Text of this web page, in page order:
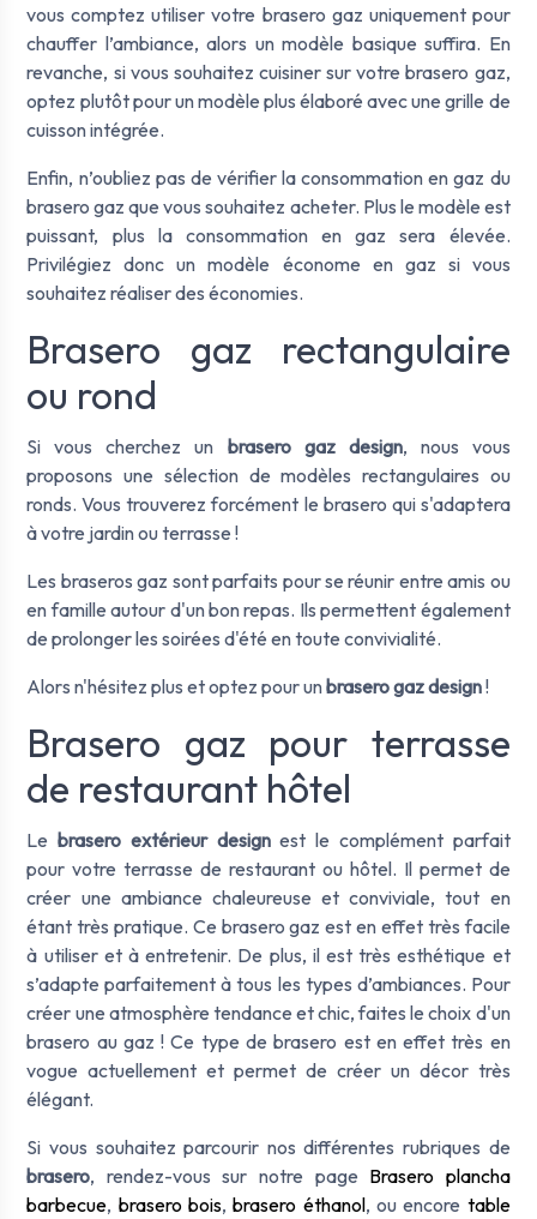
vous comptez utiliser votre brasero gaz uniquement pour
chauffer l’ambiance, alors un modèle basique suffira. En
revanche, si vous souhaitez cuisiner sur votre brasero gaz,
optez plutôt pour un modèle plus élaboré avec une grille de
cuisson intégrée.
Enfin, n’oubliez pas de vérifier la consommation en gaz du
brasero gaz que vous souhaitez acheter. Plus le modèle est
puissant, plus la consommation en gaz sera élevée.
Privilégiez donc un modèle économe en gaz si vous
souhaitez réaliser des économies.
Brasero gaz rectangulaire
ou rond
Si vous cherchez un brasero gaz design, nous vous
proposons une sélection de modèles rectangulaires ou
ronds. Vous trouverez forcément le brasero qui s'adaptera
à votre jardin ou terrasse !
Les braseros gaz sont parfaits pour se réunir entre amis ou
en famille autour d'un bon repas. Ils permettent également
de prolonger les soirées d'été en toute convivialité.
Alors n'hésitez plus et optez pour unbrasero gaz design!
Brasero gaz pour terrasse
de restaurant hôtel
Lebrasero extérieur designest le complément parfait
pour votre terrasse de restaurant ou hôtel. Il permet de
créer une ambiance chaleureuse et conviviale, tout en
étant très pratique. Ce brasero gaz est en effet très facile
à utiliser et à entretenir. De plus, il est très esthétique et
s’adapte parfaitement à tous les types d’ambiances. Pour
créer une atmosphère tendance et chic, faites le choix d'un
brasero au gaz ! Ce type de brasero est en effet très en
vogue actuellement et permet de créer un décor très
élégant.
Si vous souhaitez parcourir nos différentes rubriques de
brasero, rendez-vous sur notre page Brasero plancha
barbecue, brasero bois,brasero éthanol, ou encore table